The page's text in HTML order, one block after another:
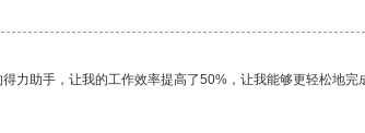
力助手，让我的工作效率提高了50%，让我能够更轻松地完